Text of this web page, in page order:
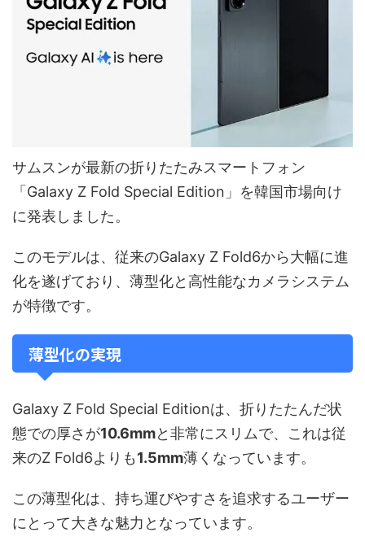
サムスンが最新の折りたたみスマートフォン
「Galaxy Z Fold Special Edition」を韓国市場向け
に発表しました。
このモデルは、従来のGalaxy Z Fold6から大幅に進
化を遂げており、薄型化と高性能なカメラシステム
が特徴です。
薄型化の実現
Galaxy Z Fold Special Editionは、折りたたんだ状
態での厚さが10.6mmと非常にスリムで、これは従
来のZ Fold6よりも1.5mm薄くなっています。
この薄型化は、持ち運びやすさを追求するユーザー
にとって大きな魅力となっています。